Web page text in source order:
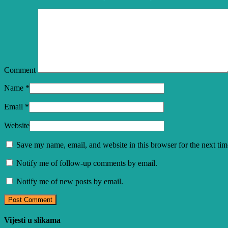
Comment
Name *
Email *
Website
Save my name, email, and website in this browser for the next
Notify me of follow-up comments by email.
Notify me of new posts by email.
Vijesti u slikama